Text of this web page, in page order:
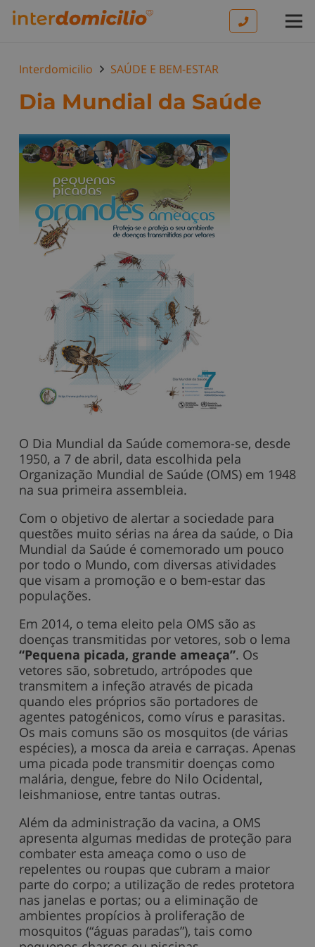
Interdomicilio SAÚDE E BEM-ESTAR
Dia Mundial da Saúde
O Dia Mundial da Saúde comemora-se, desde
1950, a 7 de abril, data escolhida pela
Organização Mundial de Saúde (OMS) em 1948
na sua primeira assembleia.
Com o objetivo de alertar a sociedade para
questões muito sérias na área da saúde, o Dia
Mundial da Saúde é comemorado um pouco
por todo o Mundo, com diversas atividades
que visam a promoção e o bem-estar das
populações.
Em 2014, o tema eleito pela OMS são as
doenças transmitidas por vetores, sob o lema
“Pequena picada, grande ameaça”. Os
vetores são, sobretudo, artrópodes que
transmitem a infeção através de picada
quando eles próprios são portadores de
agentes patogénicos, como vírus e parasitas.
Os mais comuns são os mosquitos (de várias
espécies), a mosca da areia e carraças. Apenas
uma picada pode transmitir doenças como
malária, dengue, febre do Nilo Ocidental,
leishmaniose, entre tantas outras.
Além da administração da vacina, a OMS
apresenta algumas medidas de proteção para
combater esta ameaça como o uso de
repelentes ou roupas que cubram a maior
parte do corpo; a utilização de redes protetora
nas janelas e portas; ou a eliminação de
ambientes propícios à proliferação de
mosquitos (“águas paradas”), tais como